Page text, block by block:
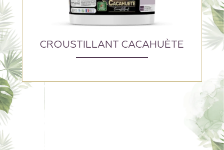
CROUSTILLANT CACAHUÈTE